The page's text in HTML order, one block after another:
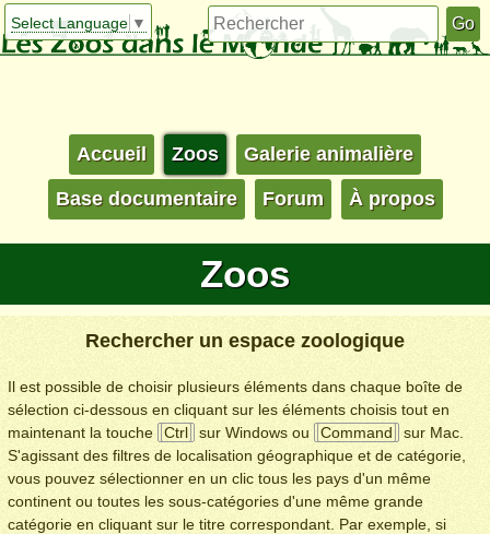
Select Language ▼
Accueil Zoos Galerie animalière
Base documentaire Forum À propos
Zoos
Rechercher un espace zoologique
Il est possible de choisir plusieurs éléments dans chaque boîte de
sélection ci-dessous en cliquant sur les éléments choisis tout en
maintenant la touche
Ctrl sur Windows ou Command
sur Mac.
S'agissant des filtres de localisation géographique et de catégorie,
vous pouvez sélectionner en un clic tous les pays d'un même
continent ou toutes les sous-catégories d'une même grande
catégorie en cliquant sur le titre correspondant. Par exemple, si